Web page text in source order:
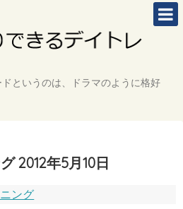
というのは、ドラマのように格好
2012年5月10日
ング